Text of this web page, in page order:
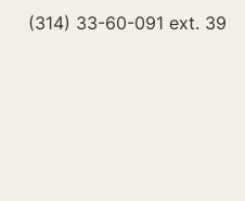
(314) 33-60-091 ext. 39